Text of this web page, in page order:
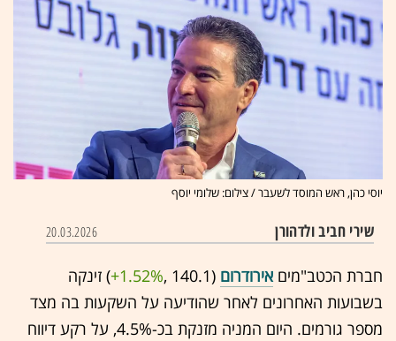
יוסי כהן, ראש המוסד לשעבר / צילום: שלומי יוסף
שירי חביב ולדהורן 20.03.2026
חברת הכטב"מיםאירודרום (140.1 ,‎
+1.52%‏) זינקה
בשבועות האחרונים לאחר שהודיעה על השקעות בה מצד
מספר גורמים. היום המניה מזנקת בכ-4.5%, על רקע דיווח